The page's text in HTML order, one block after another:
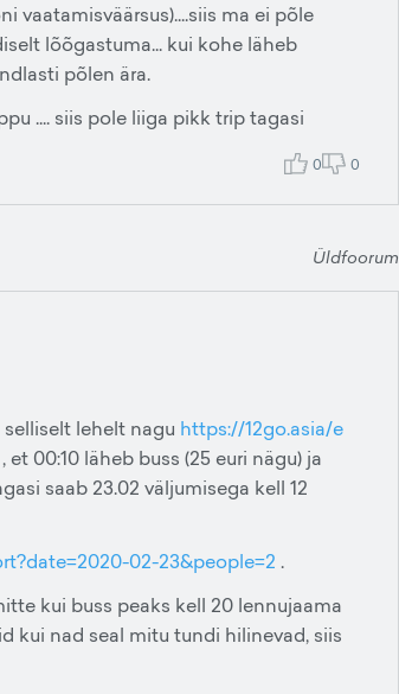
vaatamisväärsus)....siis ma ei põle
lõõgastuma... kui kohe läheb
põlen ära.
.... siis pole liiga pikk trip tagasi
0 0
Üldfoorum
lehelt nagu https://12go.asia/e
, et 00:10 läheb buss (25 euri nägu) ja
saab 23.02 väljumisega kell 12
02-23&people=2 .
kui buss peaks kell 20 lennujaama
kui nad seal mitu tundi hilinevad, siis